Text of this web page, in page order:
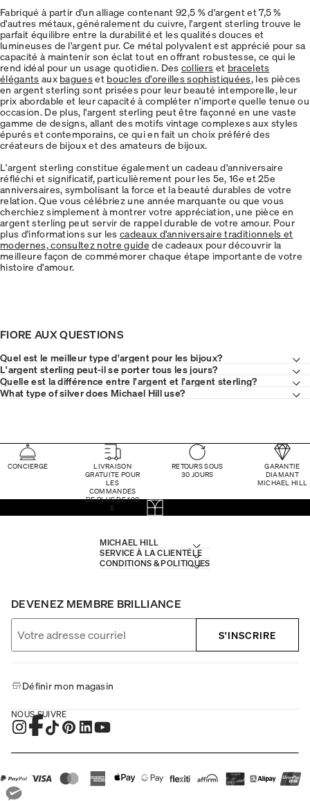
Fabriqué à partir d'un alliage contenant 92,5 % d'argent et 7,5 %
d'autres métaux, généralement du cuivre, l'argent sterling trouve le
parfait équilibre entre la durabilité et les qualités douces et
lumineuses de l'argent pur. Ce métal polyvalent est apprécié pour sa
capacité à maintenir son éclat tout en offrant robustesse, ce qui le
rend idéal pour un usage quotidien. Des colliers et bracelets
élégants aux bagueset boucles d'oreilles sophistiquées, les pièces
en argent sterling sont prisées pour leur beauté intemporelle, leur
prix abordable et leur capacité à compléter n'importe quelle tenue ou
occasion. De plus, l'argent sterling peut être façonné en une vaste
gamme de designs, allant des motifs vintage complexes aux styles
épurés et contemporains, ce qui en fait un choix préféré des
créateurs de bijoux et des amateurs de bijoux.
L'argent sterling constitue également un cadeau d'anniversaire
réfléchi et significatif, particulièrement pour les 5e, 16e et 25e
anniversaires, symbolisant la force et la beauté durables de votre
relation. Que vous célébriez une année marquante ou que vous
cherchiez simplement à montrer votre appréciation, une pièce en
argent sterling peut servir de rappel durable de votre amour. Pour
plus d'informations sur les cadeaux d'anniversaire traditionnels et
modernes, consultez notre guide de cadeaux pour découvrir la
meilleure façon de commémorer chaque étape importante de votre
histoire d'amour.
FIORE AUX QUESTIONS
Quel est le meilleur type d'argent pour les bijoux?
L'argent sterling peut-il se porter tous les jours?
Quelle est la différence entre l'argent et l'argent sterling?
What type of silver does Michael Hill use?
CONCIERGE
LIVRAISON
GRATUITE POUR
LES
COMMANDES
DE PLUS DE 100
$
RETOURS SOUS
30 JOURS
GARANTIE
DIAMANT
MICHAEL HILL
MICHAEL HILL
SERVICE À LA CLIENTÈLE
CONDITIONS & POLITIQUES
DEVENEZ MEMBRE BRILLIANCE
S'INSCRIRE
Définir mon magasin
NOUS SUIVRE